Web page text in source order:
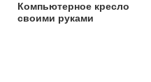
Компьютерное кресло
своими руками